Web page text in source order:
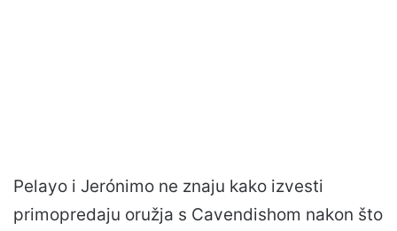
Pelayo i Jerónimo ne znaju kako izvesti
primopredaju oružja s Cavendishom nakon što